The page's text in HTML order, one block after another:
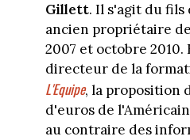
Gillett. Il s'agit du fils
ancien propriétaire
2007 et octobre
directeur de la
L'Equipe, la proposition
d'euros de
au contraire des